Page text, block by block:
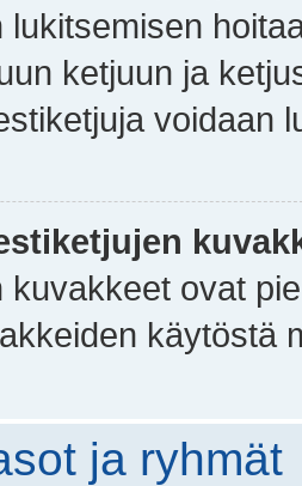
lukitsemisen
ketjuun ja
voidaan
kuvakkeet ovat
käytöstä
ja ryhmät